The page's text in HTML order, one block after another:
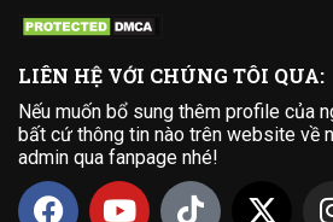
LIÊN HỆ VỚI CHÚNG TÔI QUA:
Nếu muốn bổ sung thêm profile của
bất cứ thông tin nào trên website về
admin qua fanpage nhé!